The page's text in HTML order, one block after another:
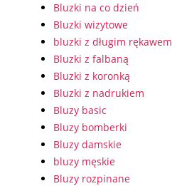
Bluzki na co dzień
Bluzki wizytowe
bluzki z długim rękawem
Bluzki z falbaną
Bluzki z koronką
Bluzki z nadrukiem
Bluzy basic
Bluzy bomberki
Bluzy damskie
bluzy męskie
Bluzy rozpinane